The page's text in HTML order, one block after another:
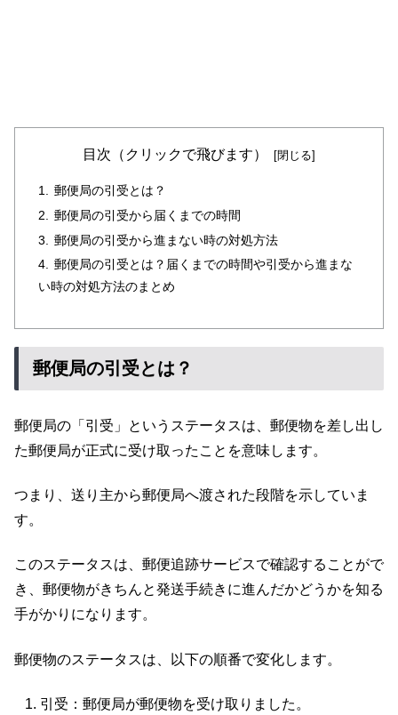
目次（クリックで飛びます）
郵便局の引受とは？
郵便局の引受から届くまでの時間
郵便局の引受から進まない時の対処方法
郵便局の引受とは？届くまでの時間や引受から進まな
い時の対処方法のまとめ
郵便局の引受とは？
郵便局の「引受」というステータスは、郵便物を差し出し
た郵便局が正式に受け取ったことを意味します。
つまり、送り主から郵便局へ渡された段階を示していま
す。
このステータスは、郵便追跡サービスで確認することがで
き、郵便物がきちんと発送手続きに進んだかどうかを知る
手がかりになります。
郵便物のステータスは、以下の順番で変化します。
引受：郵便局が郵便物を受け取りました。